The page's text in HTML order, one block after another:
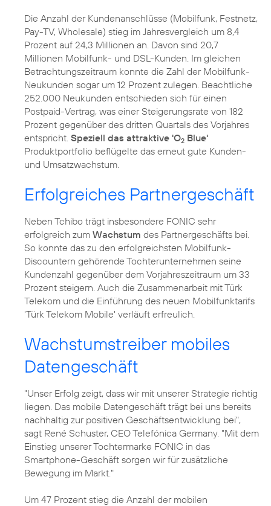
Die Anzahl der Kundenanschlüsse (Mobilfunk, Festnetz,
Pay-TV, Wholesale) stieg im Jahresvergleich um 8,4
Prozent auf 24,3 Millionen an. Davon sind 20,7
Millionen Mobilfunk- und DSL-Kunden. Im gleichen
Betrachtungszeitraum konnte die Zahl der Mobilfunk-
Neukunden sogar um 12 Prozent zulegen. Beachtliche
252.000 Neukunden entschieden sich für einen
Postpaid-Vertrag, was einer Steigerungsrate von 182
Prozent gegenüber des dritten Quartals des Vorjahres
entspricht. Speziell das attraktive 'O2 Blue'
Produktportfolio beflügelte das erneut gute Kunden-
und Umsatzwachstum.
Erfolgreiches Partnergeschäft
Neben Tchibo trägt insbesondere FONIC sehr
erfolgreich zum Wachstum des Partnergeschäfts bei.
So konnte das zu den erfolgreichsten Mobilfunk-
Discountern gehörende Tochterunternehmen seine
Kundenzahl gegenüber dem Vorjahreszeitraum um 33
Prozent steigern. Auch die Zusammenarbeit mit Türk
Telekom und die Einführung des neuen Mobilfunktarifs
'Türk Telekom Mobile' verläuft erfreulich.
Wachstumstreiber mobiles
Datengeschäft
"Unser Erfolg zeigt, dass wir mit unserer Strategie richtig
liegen. Das mobile Datengeschäft trägt bei uns bereits
nachhaltig zur positiven Geschäftsentwicklung bei",
sagt René Schuster, CEO Telefónica Germany. "Mit dem
Einstieg unserer Tochtermarke FONIC in das
Smartphone-Geschäft sorgen wir für zusätzliche
Bewegung im Markt."
Um 47 Prozent stieg die Anzahl der mobilen